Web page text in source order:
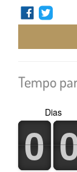
Tempo
0
0
1
1
Dias